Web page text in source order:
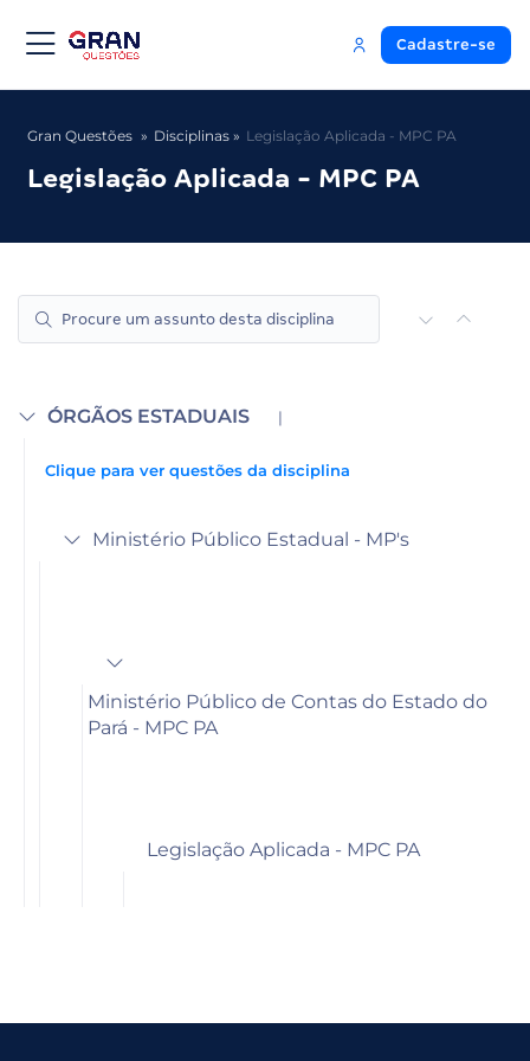
Cadastre-se
Gran Questões Disciplinas Legislação Aplicada - MPC PA
Legislação Aplicada - MPC PA
ÓRGÃOS ESTADUAIS |
Clique para ver questões da disciplina
Ministério Público Estadual - MP's
Ministério Público de Contas do Estado do
Pará - MPC PA
Legislação Aplicada - MPC PA